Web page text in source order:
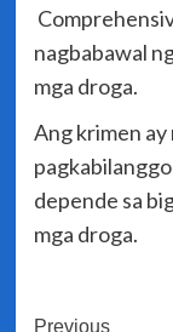
nagbabawal
mga droga.
Ang krimen ay
depende sa
mga droga.
Previous